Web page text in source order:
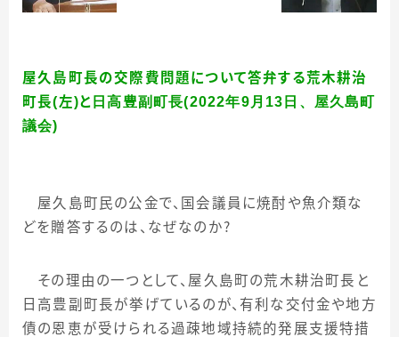
屋久島町長の交際費問題について答弁する荒木耕治
町長(左)と 日高豊副町長(2022年9月13日、屋久島町
議会)
屋久島町民の公金で、国会議員に焼酎や魚介類な
どを贈答するのは、なぜなのか？
その理由の一つとして、屋久島町の荒木耕治町長と
日高豊副町長が挙げているのが、有利な交付金や地方
債の恩恵が受けられる過疎地域持続的発展支援特措